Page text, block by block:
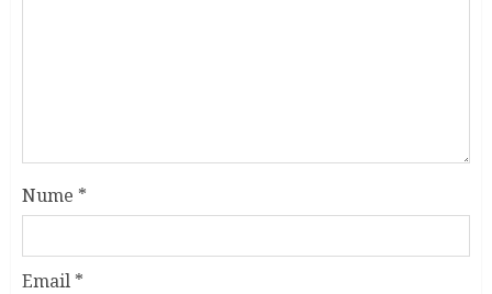
Nume *
Email *